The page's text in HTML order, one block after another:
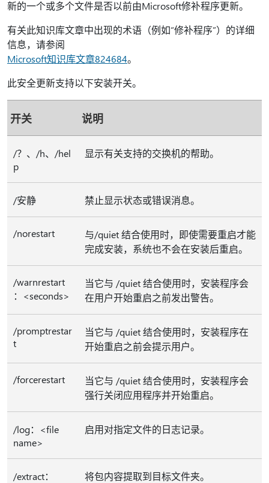
新的一个或多个文件是否以前由Microsoft修补程序更新。
有关此知识库文章中出现的术语（例如“修补程序”）的详细
信息，请参阅
Microsoft知识库文章824684。
此安全更新支持以下安装开关。
开关 说明
/？、/h、/hel
p
显示有关支持的交换机的帮助。
/安静 禁止显示状态或错误消息。
/norestart
与/quiet 结合使用时，即使需要重启才能
完成安装，系统也不会在安装后重启。
/warnrestart
：<seconds>
当它与 /quiet 结合使用时，安装程序会
在用户开始重启之前发出警告。
/promptrestar
t
当它与 /quiet 结合使用时，安装程序在
开始重启之前会提示用户。
/forcerestart
当它与 /quiet 结合使用时，安装程序会
强行关闭应用程序并开始重启。
/log：<file
name>
启用对指定文件的日志记录。
/extract：
将包内容提取到目标文件夹。